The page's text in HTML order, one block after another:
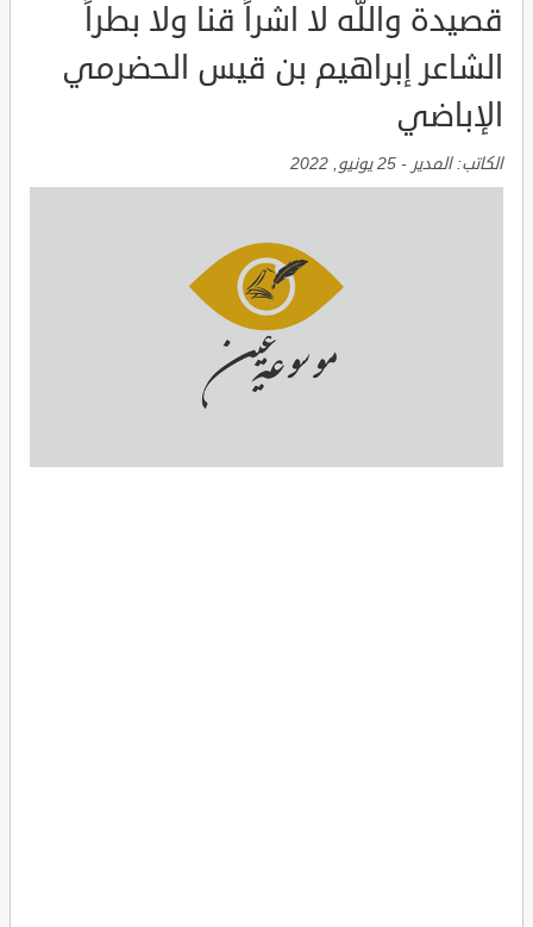
قصيدة واللّه لا اشراً قنا ولا بطراً
الشاعر إبراهيم بن قيس الحضرمي
الإباضي
الكاتب:المدير - 25 يونيو, 2022